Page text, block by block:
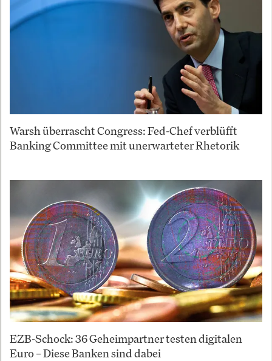
Warsh überrascht Congress: Fed-Chef verblüfft
Banking Committee mit unerwarteter Rhetorik
EZB-Schock: 36 Geheimpartner testen digitalen
Euro – Diese Banken sind dabei